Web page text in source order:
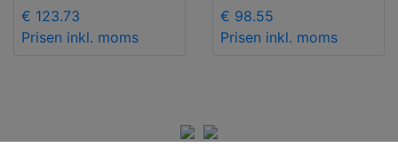
€ 123.73
Prisen inkl. moms
€ 98.55
Prisen inkl. moms